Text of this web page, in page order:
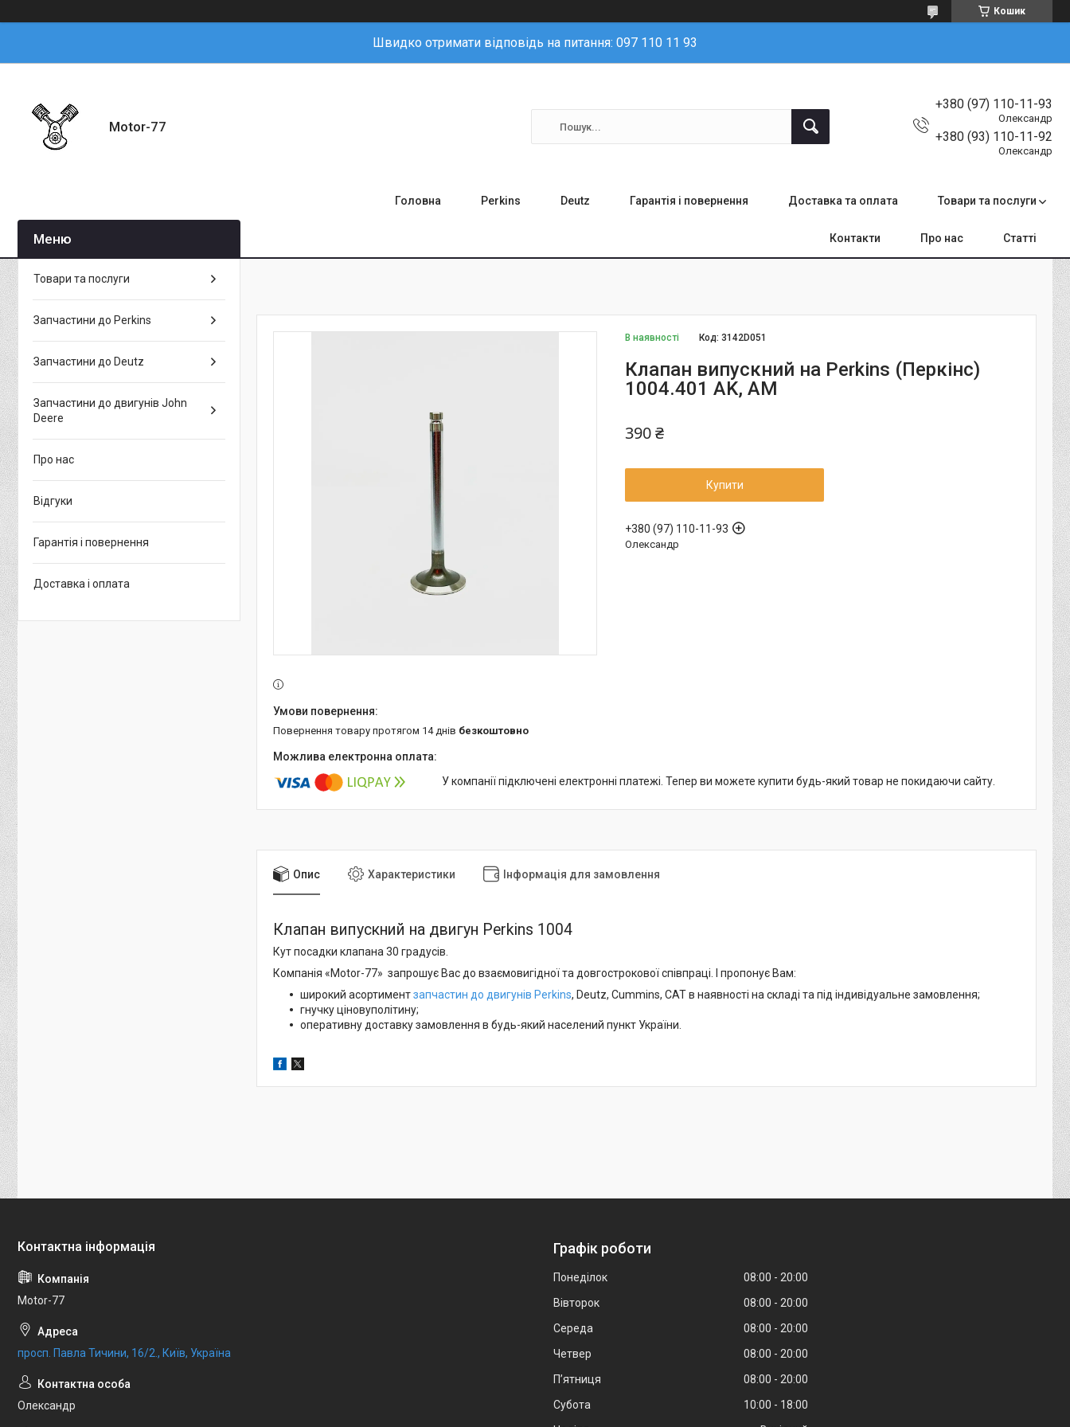
Кошик
Швидко отримати відповідь на питання: 097 110 11 93
Motor-77
+380 (97) 110-11-93
Олександр
+380 (93) 110-11-92
Олександр
Головна Perkins Deutz Гарантія і повернення Доставка та оплата Товари та послуги
Контакти Про нас Статті
В наявності Код:3142D051
Клапан випускний на Perkins (Перкінс)
1004.401 AK, AM
390 ₴
Купити
+380 (97) 110-11-93
Олександр
повернення товару протягом 14 днів безкоштовно
У компанії підключені електронні платежі. Тепер ви можете купити будь-який товар не покидаючи сайту.
Опис Характеристики Інформація для замовлення
Клапан випускний на двигун Perkins 1004
Кут посадки клапана 30 градусів.
Компанія «Motor-77» запрошує Вас до взаємовигідної та довгострокової співпраці. І пропонує Вам:
широкий асортиментзапчастин до двигунів Perkins, Deutz, Cummins, CAT в наявності на складі та під індивідуальне замовлення;
гнучку ціновуполітину;
оперативну доставку замовлення в будь-який населений пункт України.
Товари та послуги
Запчастини до Perkins
Запчастини до Deutz
Запчастини до двигунів John
Deere
Про нас
Відгуки
Гарантія і повернення
Доставка і оплата
Motor-77
просп. Павла Тичини, 16/2., Київ, Україна
Олександр
Графік роботи
Понеділок 08:00
20:00
Вівторок
08:00
20:00
Середа
08:00
20:00
Четвер
08:00
20:00
Пʼятниця
08:00
20:00
Субота
10:00
18:00